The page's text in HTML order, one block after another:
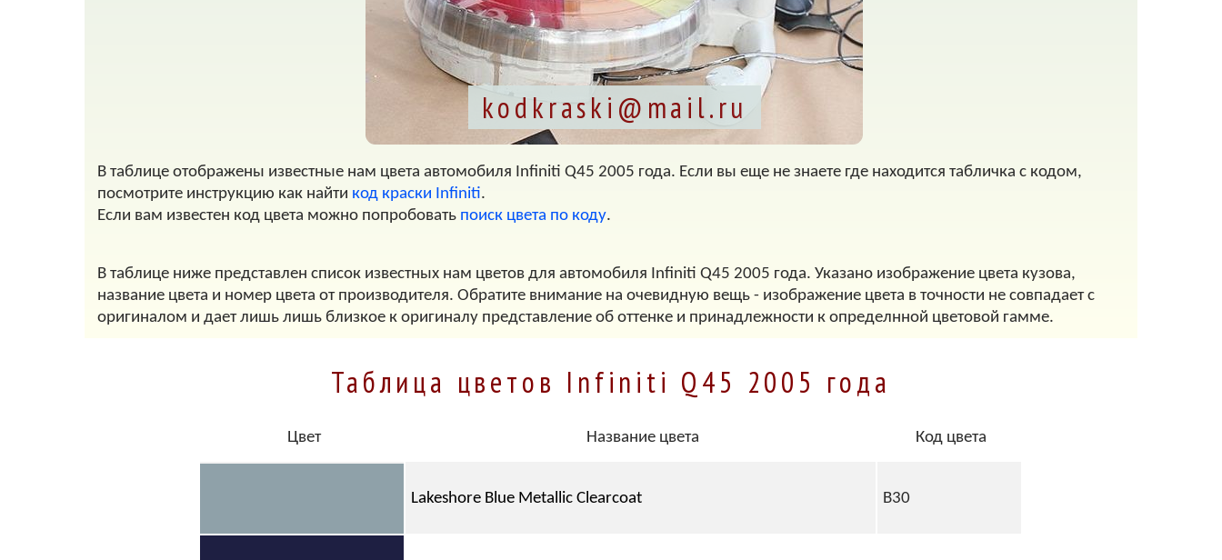
kodkraski@mail.ru
В таблице отображены известные нам цвета автомобиля Infiniti Q45 2005 года. Если вы еще не знаете где находится табличка с кодом,
посмотрите инструкцию как найти код краски Infiniti.
Если вам известен код цвета можно попробовать поиск цвета по коду.
В таблице ниже представлен список известных нам цветов для автомобиля Infiniti Q45 2005 года. Указано изображение цвета кузова,
название цвета и номер цвета от производителя. Обратите внимание на очевидную вещь - изображение цвета в точности не совпадает с
оригиналом и дает лишь лишь близкое к оригиналу представление об оттенке и принадлежности к определнной цветовой гамме.
Таблица цветов Infiniti Q45 2005 года
Цвет Название цвета Код цвета
Lakeshore Blue Metallic Clearcoat B30